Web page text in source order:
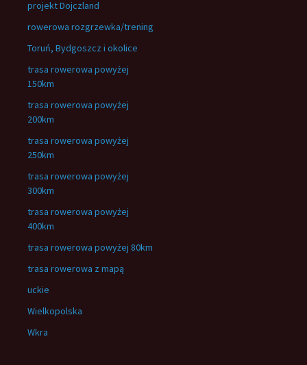
projekt Dojczland
rowerowa rozgrzewka/trening
Toruń, Bydgoszcz i okolice
trasa rowerowa powyżej
150km
trasa rowerowa powyżej
200km
trasa rowerowa powyżej
250km
trasa rowerowa powyżej
300km
trasa rowerowa powyżej
400km
trasa rowerowa powyżej 80km
trasa rowerowa z mapą
uckie
Wielkopolska
Wkra